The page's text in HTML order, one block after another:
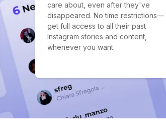
care about, even after they've
disappeared. No time restrictions—
get full access to all their past
Instagram stories and content,
whenever you want.